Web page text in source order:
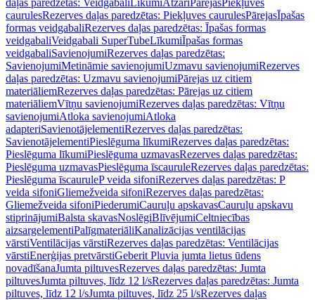
daļas paredzētas: Veidgabali LīkumiAtzari PārejasPiekļuves
caurulesRezerves daļas paredzētas: Piekļuves caurulesPārejasĪpašas
formas veidgabaliRezerves daļas paredzētas: Īpašas formas
veidgabaliVeidgabali SuperTubeLīkumiĪpašas formas
veidgabaliSavienojumiRezerves daļas paredzētas:
SavienojumiMetināmie savienojumiUzmavu savienojumiRezerves
daļas paredzētas: Uzmavu savienojumiPārejas uz citiem
materiāliemRezerves daļas paredzētas: Pārejas uz citiem
materiāliemVītņu savienojumiRezerves daļas paredzētas: Vītņu
savienojumiAtloka savienojumiAtloka
adapteriSavienotājelementiRezerves daļas paredzētas:
SavienotājelementiPieslēguma līkumiRezerves daļas paredzētas:
Pieslēguma līkumiPieslēguma uzmavasRezerves daļas paredzētas:
Pieslēguma uzmavasPieslēguma īscauruleRezerves daļas paredzētas:
Pieslēguma īscauruleP veida sifoniRezerves daļas paredzētas: P
veida sifoniGliemežveida sifoniRezerves daļas paredzētas:
Gliemežveida sifoniPiederumiCauruļu apskavasCauruļu apskavu
stiprinājumiBalsta skavasNoslēgiBlīvējumiCeltniecības
aizsargelementiPalīgmateriāliKanalizācijas ventilācijas
vārstiVentilācijas vārstiRezerves daļas paredzētas: Ventilācijas
vārstiEnerģijas pretvārstiGeberit Pluvia jumta lietus ūdens
novadīšanaJumta piltuvesRezerves daļas paredzētas: Jumta
piltuvesJumta piltuves, līdz 12 l/sRezerves daļas paredzētas: Jumta
piltuves, līdz 12 l/sJumta piltuves, līdz 25 l/sRezerves daļas